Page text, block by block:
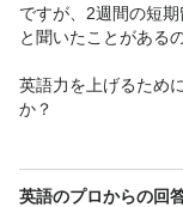
ですが、2週間の短
と聞いたことがある
英語力を上げるため
か？
英語のプロからの回